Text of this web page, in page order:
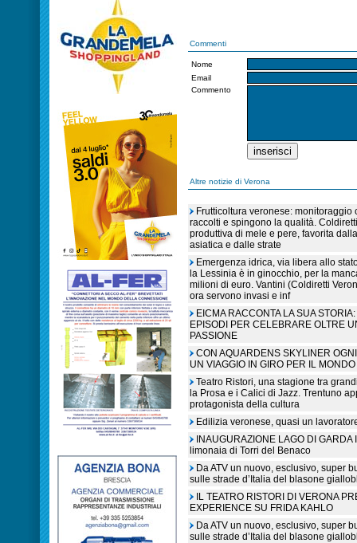
Commenti
Nome
Email
Commento
Altre notizie di Verona
Frutticoltura veronese:
raccolti e spingono la qualità.
produttiva di mele e pere, favorita
asiatica e dalle strate
Emergenza idrica, via libera allo
la Lessinia è in ginocchio, per la
milioni di euro. Vantini (Coldiretti
ora servono invasi e inf
EICMA RACCONTA LA SUA
EPISODI PER CELEBRARE OLTRE
PASSIONE
CON AQUARDENS SKYLINER
UN VIAGGIO IN GIRO PER IL MONDO
Teatro Ristori, una stagione tra
la Prosa e i Calici di Jazz. Trentuno
protagonista della cultura
Edilizia veronese, quasi un
INAUGURAZIONE LAGO DI
limonaia di Torri del Benaco
Da ATV un nuovo, esclusivo, super
sulle strade d’Italia del blasone
IL TEATRO RISTORI DI VERONA
EXPERIENCE SU FRIDA KAHLO
Da ATV un nuovo, esclusivo, super
sulle strade d’Italia del blasone